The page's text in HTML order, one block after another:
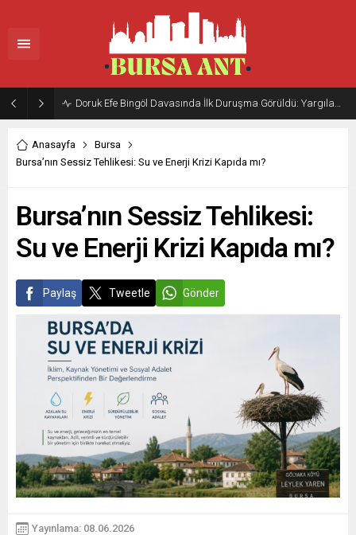
Doruk Efe Bingöl Davasında İlk Duruşma Görüldü: Yargılama 20 Ekim 2026’ya Ertelendi
Anasayfa
Bursa
Bursa’nın Sessiz Tehlikesi: Su ve Enerji Krizi Kapıda mı?
Bursa’nın Sessiz Tehlikesi:
Su ve Enerji Krizi Kapıda mı?
Paylaş Tweetle Gönder
Yayınlama: 08.06.2026